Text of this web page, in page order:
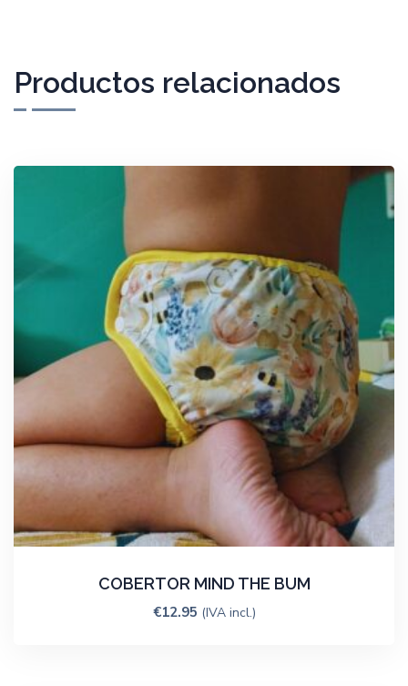
Productos relacionados
COBERTOR MIND THE BUM
€12.95 (IVA incl.)